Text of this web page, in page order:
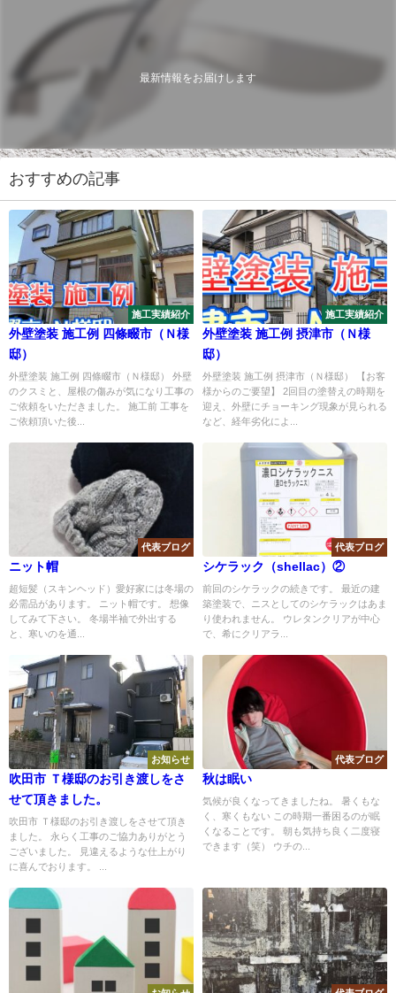
最新情報をお届けします
おすすめの記事
施工実績紹介
外壁塗装 施工例 四條畷市（Ｎ様
邸）
外壁塗装 施工例 四條畷市（Ｎ様邸） 外壁
のクスミと、屋根の傷みが気になり工事の
ご依頼をいただきました。 施工前 工事を
ご依頼頂いた後...
施工実績紹介
外壁塗装 施工例 摂津市（Ｎ様
邸）
外壁塗装 施工例 摂津市（Ｎ様邸） 【お客
様からのご要望】 2回目の塗替えの時期を
迎え、外壁にチョーキング現象が見られる
など、経年劣化によ...
代表ブログ
ニット帽
超短髪（スキンヘッド）愛好家には冬場の
必需品があります。 ニット帽です。 想像
してみて下さい。 冬場半袖で外出する
と、寒いのを通...
代表ブログ
シケラック（shellac）②
前回のシケラックの続きです。 最近の建
築塗装で、ニスとしてのシケラックはあま
り使われません。 ウレタンクリアが中心
で、希にクリアラ...
お知らせ
吹田市 Ｔ様邸のお引き渡しをさ
せて頂きました。
吹田市 Ｔ様邸のお引き渡しをさせて頂き
ました。 永らく工事のご協力ありがとう
ございました。 見違えるような仕上がり
に喜んでおります。 ...
代表ブログ
秋は眠い
気候が良くなってきましたね。 暑くもな
く、寒くもない この時期一番困るのが眠
くなることです。 朝も気持ち良く二度寝
できます（笑） ウチの...